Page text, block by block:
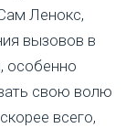
Ленокс,
вызовов в
особенно
свою волю
всего,